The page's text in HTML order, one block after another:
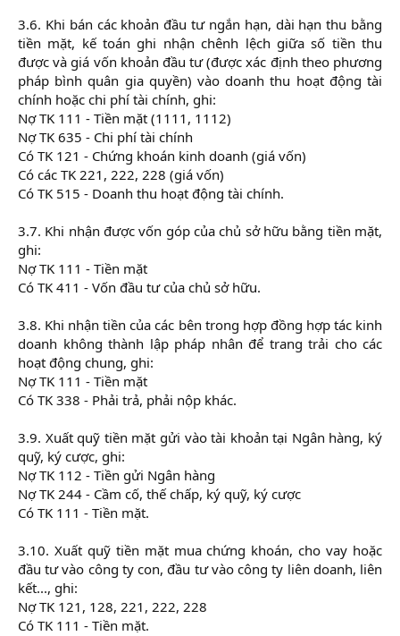
3.6. Khi bán các khoản đầu tư ngắn hạn, dài hạn thu bằng
tiền mặt, kế toán ghi nhận chênh lệch giữa số tiền thu
được và giá vốn khoản đầu tư (được xác định theo phương
pháp bình quân gia quyền) vào doanh thu hoạt động tài
chính hoặc chi phí tài chính, ghi:
Nợ TK 111 - Tiền mặt (1111, 1112)
Nợ TK 635 - Chi phí tài chính
Có TK 121 - Chứng khoán kinh doanh (giá vốn)
Có các TK 221, 222, 228 (giá vốn)
Có TK 515 - Doanh thu hoạt động tài chính.
3.7. Khi nhận được vốn góp của chủ sở hữu bằng tiền mặt,
ghi:
Nợ TK 111 - Tiền mặt
Có TK 411 - Vốn đầu tư của chủ sở hữu.
3.8. Khi nhận tiền của các bên trong hợp đồng hợp tác kinh
doanh không thành lập pháp nhân để trang trải cho các
hoạt động chung, ghi:
Nợ TK 111 - Tiền mặt
Có TK 338 - Phải trả, phải nộp khác.
3.9. Xuất quỹ tiền mặt gửi vào tài khoản tại Ngân hàng, ký
quỹ, ký cược, ghi:
Nợ TK 112 - Tiền gửi Ngân hàng
Nợ TK 244 - Cầm cố, thế chấp, ký quỹ, ký cược
Có TK 111 - Tiền mặt.
3.10. Xuất quỹ tiền mặt mua chứng khoán, cho vay hoặc
đầu tư vào công ty con, đầu tư vào công ty liên doanh, liên
kết..., ghi:
Nợ TK 121, 128, 221, 222, 228
Có TK 111 - Tiền mặt.